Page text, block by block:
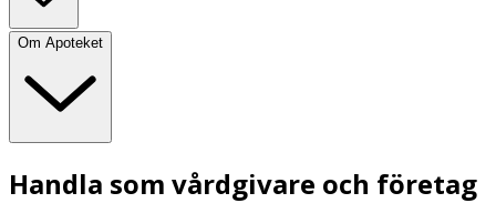
Om Apoteket
Handla som vårdgivare och företag